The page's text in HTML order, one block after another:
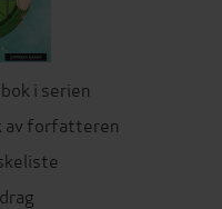
i serien
av forfatteren